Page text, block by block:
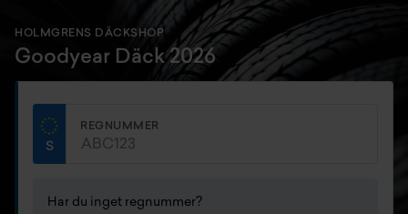
HOLMGRENS DÄCKSHOP
Goodyear Däck 2026
REGNUMMER
Har du inget regnummer?